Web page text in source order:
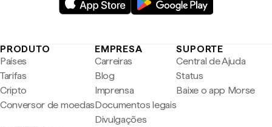
PRODUTO
Países
Tarifas
Cripto
Conversor de moedas
EMPRESA
Carreiras
Blog
Imprensa
Documentos legais
Divulgações
SUPORTE
Central de Ajuda
Status
Baixe o app Morse